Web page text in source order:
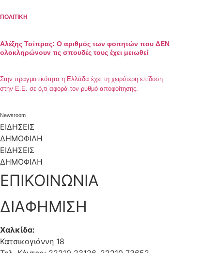
ΠΟΛΙΤΙΚΗ
Αλέξης Τσίπρας: Ο αριθμός των φοιτητών που ΔΕΝ
ολοκληρώνουν τις σπουδές τους έχει μειωθεί
Στην πραγματικότητα η Ελλάδα έχει τη χειρότερη επίδοση
στην Ε.Ε. σε ό,τι αφορά τον ρυθμό αποφοίτησης.
Newsroom
ΕΙΔΗΣΕΙΣ
ΔΗΜΟΦΙΛΗ
ΕΙΔΗΣΕΙΣ
ΔΗΜΟΦΙΛΗ
ΕΠΙΚΟΙΝΩΝΙΑ
ΔΙΑΦΗΜΙΣΗ
Χαλκίδα:
Κατσικογιάννη 18